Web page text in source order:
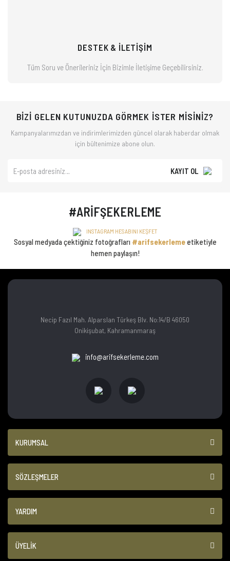
DESTEK & İLETİŞİM
Tüm Soru ve Önerileriniz İçin Bizimleİletişime Geçebilirsiniz.
BİZİ GELEN KUTUNUZDA GÖRMEK İSTER MİSİNİZ?
Kampanyalarımızdan ve indirimlerimizden güncel olarak haberdar olmak
için bültenimize abone olun.
KAYIT OL
#ARİFŞEKERLEME
INSTAGRAM HESABINI KEŞFET
Sosyal medyada çektiğiniz fotoğrafları #arifsekerlemeetiketiyle
hemen paylaşın!
Necip Fazıl Mah. Alparslan Türkeş Blv. No:14/B 46050
Onikişubat, Kahramanmaraş
info@arifsekerleme.com
KURUMSAL
SÖZLEŞMELER
YARDIM
ÜYELİK